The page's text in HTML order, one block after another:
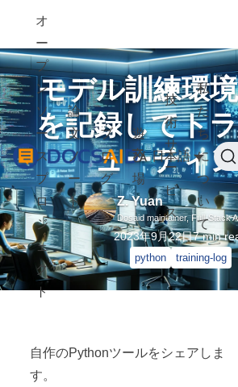
オ
ー
プ
ン
ソ
ー
ス
プ
ロ
ジ
ェ
ク
ト
論
文
ノ
ー
ト
ブ
ロ
グ
遊
び
場
技
術
サ
ー
ビ
ス
私
た
ち
に
つ
い
て
日本語
モデル訓練環
を記録してト
ューティ
Z. Yuan
Dosaid maintainer, Full-Stack
2023年9月22日7min
python training-log
自作のPythonツールをシェアしま
す。